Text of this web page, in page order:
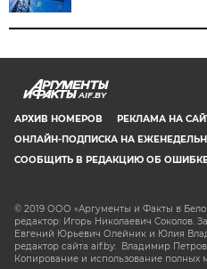
AIF.BY
АРХИВ НОМЕРОВ РЕКЛАМА НА
ОНЛАЙН-ПОДПИСКА НА
СООБЩИТЬ В РЕДАКЦИЮ ОБ
© 2019 ООО «Аргументы и Факты в
редактор: Игорь Николаевич Соколов.
Евгений Юрьевич Олейник и Юлия
редактор сайта aif.by: Владимир
Копирование и использование полных